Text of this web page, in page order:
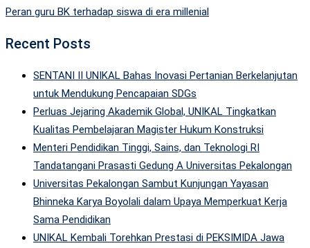
Peran guru BK terhadap siswa di era millenial
Recent Posts
SENTANI II UNIKAL Bahas Inovasi Pertanian Berkelanjutan
untuk Mendukung Pencapaian SDGs
Perluas Jejaring Akademik Global, UNIKAL Tingkatkan
Kualitas Pembelajaran Magister Hukum Konstruksi
Menteri Pendidikan Tinggi, Sains, dan Teknologi RI
Tandatangani Prasasti Gedung A Universitas Pekalongan
Universitas Pekalongan Sambut Kunjungan Yayasan
Bhinneka Karya Boyolali dalam Upaya Memperkuat Kerja
Sama Pendidikan
UNIKAL Kembali Torehkan Prestasi di PEKSIMIDA Jawa